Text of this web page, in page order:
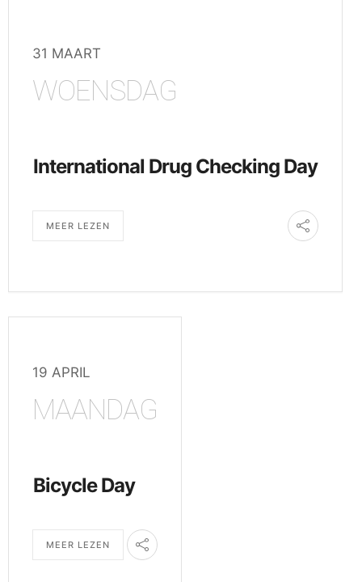
31 MAART
WOENSDAG
International Drug Checking Day
MEER LEZEN
19 APRIL
MAANDAG
Bicycle Day
MEER LEZEN